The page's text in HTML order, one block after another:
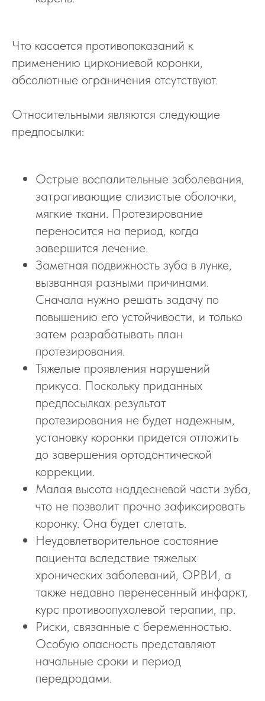
Что касается противопоказаний к
применению циркониевой коронки,
абсолютные ограничения отсутствуют.
Относительными являются следующие
предпосылки:
Острые воспалительные заболевания,
затрагивающие слизистые оболочки,
мягкие ткани. Протезирование
переносится на период, когда
завершится лечение.
Заметная подвижность зуба в лунке,
вызванная разными причинами.
Сначала нужно решать задачу по
повышению его устойчивости, и только
затем разрабатывать план
протезирования.
Тяжелые проявления нарушений
прикуса. Поскольку приданных
предпосылках результат
протезирования не будет надежным,
установку коронки придется отложить
до завершения ортодонтической
коррекции.
Малая высота наддесневой части зуба,
что не позволит прочно зафиксировать
коронку. Она будет слетать.
Неудовлетворительное состояние
пациента вследствие тяжелых
хронических заболеваний, ОРВИ, а
также недавно перенесенный инфаркт,
курс противоопухолевой терапии, пр.
Риски, связанные с беременностью.
Особую опасность представляют
начальные сроки и период
передродами.